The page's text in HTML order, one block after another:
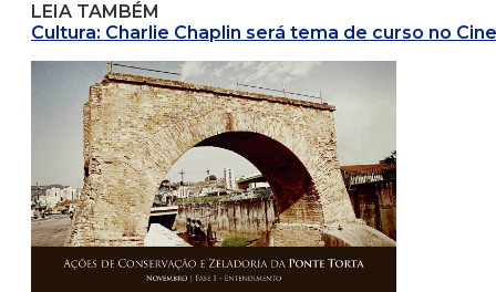
LEIA TAMBÉM
Cultura: Charlie Chaplin será tema de curso no